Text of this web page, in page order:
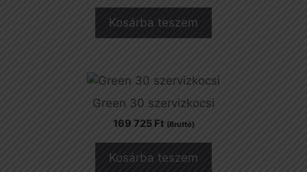
Kosárba teszem
Green 30 szervizkocsi
169 725 Ft (Bruttó)
Kosárba teszem